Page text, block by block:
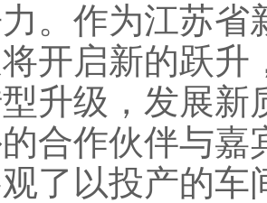
。作为江苏省
开启新的跃升
升级，发展
合作伙伴与嘉
了以投产的车